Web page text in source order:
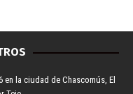
la ciudad de Chascomús, El